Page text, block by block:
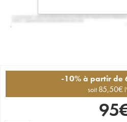
-10% à partir de
soit 85,50€
95